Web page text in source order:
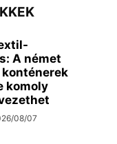
A német
komoly
08/07